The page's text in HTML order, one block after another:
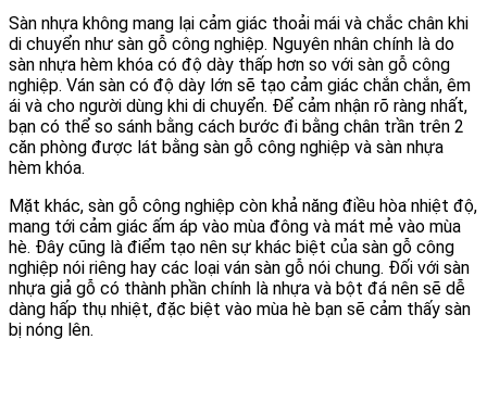
Sàn nhựa không mang lại cảm giác thoải mái và chắc chân khi
di chuyển như sàn gỗ công nghiệp. Nguyên nhân chính là do
sàn nhựa hèm khóa có độ dày thấp hơn so với sàn gỗ công
nghiệp. Ván sàn có độ dày lớn sẽ tạo cảm giác chắn chắn, êm
ái và cho người dùng khi di chuyển. Để cảm nhận rõ ràng nhất,
bạn có thể so sánh bằng cách bước đi bằng chân trần trên 2
căn phòng được lát bằng sàn gỗ công nghiệp và sàn nhựa
hèm khóa.
Mặt khác, sàn gỗ công nghiệp còn khả năng điều hòa nhiệt độ,
mang tới cảm giác ấm áp vào mùa đông và mát mẻ vào mùa
hè. Đây cũng là điểm tạo nên sự khác biệt của sàn gỗ công
nghiệp nói riêng hay các loại ván sàn gỗ nói chung. Đối với sàn
nhựa giả gỗ có thành phần chính là nhựa và bột đá nên sẽ dễ
dàng hấp thụ nhiệt, đặc biệt vào mùa hè bạn sẽ cảm thấy sàn
bị nóng lên.